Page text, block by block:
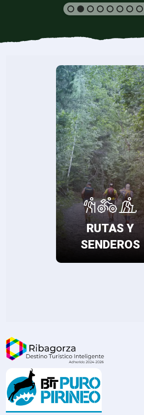
RUTAS Y
SENDEROS